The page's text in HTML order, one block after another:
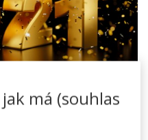
přinese do našich
má (souhlas